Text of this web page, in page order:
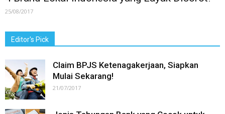
25/08/2017
Editor's Pick
Claim BPJS Ketenagakerjaan, Siapkan
Mulai Sekarang!
21/07/2017